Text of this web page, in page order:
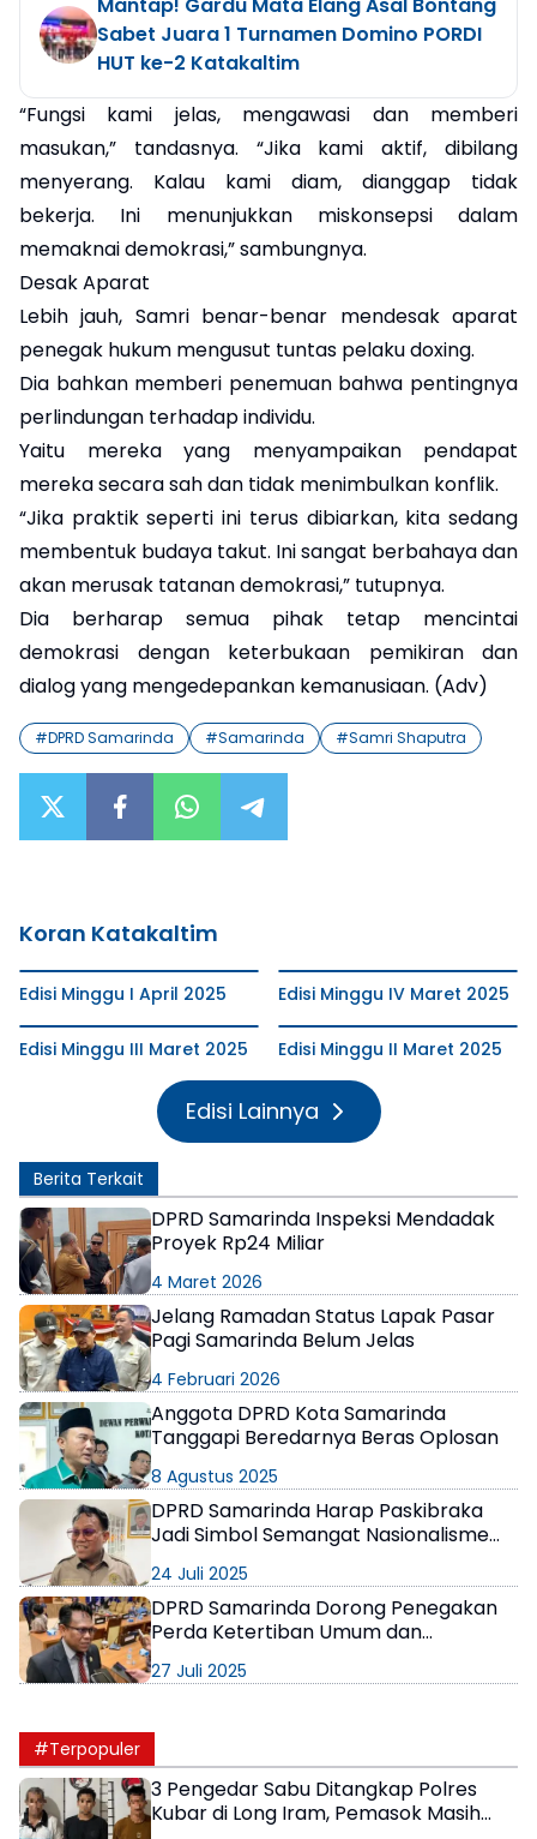
Mantap! Gardu Mata Elang Asal Bontang
Sabet Juara 1 Turnamen Domino PORDI
HUT ke-2 Katakaltim
“Fungsi kami jelas, mengawasi dan memberi
masukan,” tandasnya. “Jika kami aktif, dibilang
menyerang. Kalau kami diam, dianggap tidak
bekerja. Ini menunjukkan miskonsepsi dalam
memaknai demokrasi,” sambungnya.
Desak Aparat
Lebih jauh, Samri benar-benar mendesak aparat
penegak hukum mengusut tuntas pelaku doxing.
Dia bahkan memberi penemuan bahwa pentingnya
perlindungan terhadap individu.
Yaitu mereka yang menyampaikan pendapat
mereka secara sah dan tidak menimbulkan konflik.
“Jika praktik seperti ini terus dibiarkan, kita sedang
membentuk budaya takut. Ini sangat berbahaya dan
akan merusak tatanan demokrasi,” tutupnya.
Dia berharap semua pihak tetap mencintai
demokrasi dengan keterbukaan pemikiran dan
dialog yang mengedepankan kemanusiaan. (Adv)
#DPRD Samarinda #Samarinda #Samri Shaputra
Koran Katakaltim
Edisi Minggu I April 2025 Edisi Minggu IV Maret 2025
Edisi Minggu III Maret 2025 Edisi Minggu II Maret 2025
Edisi Lainnya
Berita Terkait
DPRD Samarinda Inspeksi Mendadak
Proyek Rp24 Miliar
4 Maret 2026
Jelang Ramadan Status Lapak Pasar
Pagi Samarinda Belum Jelas
4 Februari 2026
Anggota DPRD Kota Samarinda
Tanggapi Beredarnya Beras Oplosan
8 Agustus 2025
DPRD Samarinda Harap Paskibraka
Jadi Simbol Semangat Nasionalisme
24 Juli 2025
DPRD Samarinda Dorong Penegakan
Perda Ketertiban Umum dan
27 Juli 2025
#Terpopuler
3 Pengedar Sabu Ditangkap Polres
Kubar di Long Iram, Pemasok Masih